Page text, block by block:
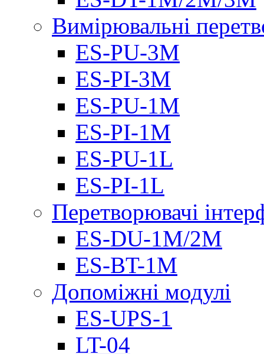
Вимірювальні
ES-PU-3M
ES-PI-3M
ES-PU-1M
ES-PI-1M
ES-PU-1L
ES-PI-1L
Перетворювачі
ES-DU-1M/2M
ES-BT-1M
Допоміжні модулі
ES-UPS-1
LT-04